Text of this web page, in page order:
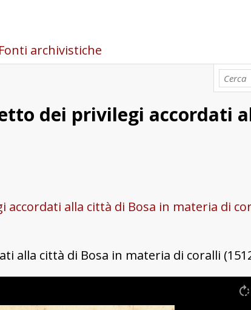
Fonti archivistiche
dei privilegi accordati
alla città di Bosa in materia di
alla città di Bosa in materia di coralli